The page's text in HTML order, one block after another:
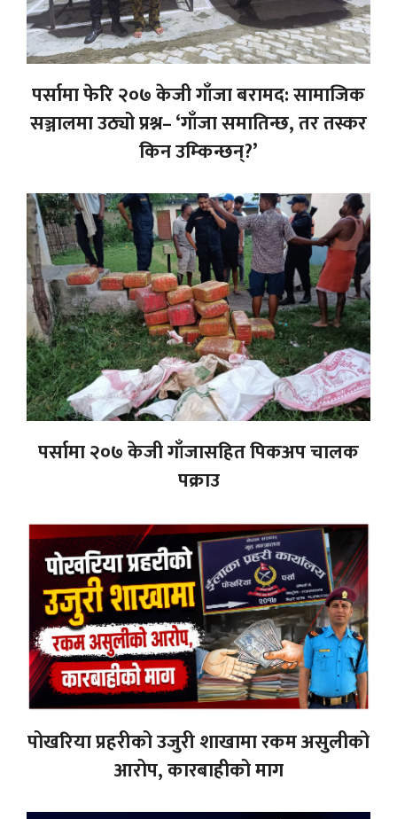
पर्सामा फेरि २०७ केजी गाँजा बरामद: सामाजिक
सञ्जालमा उठ्यो प्रश्न– ‘गाँजा समातिन्छ, तर तस्कर
किन उम्किन्छन्?’
पर्सामा २०७ केजी गाँजासहित पिकअप चालक
पक्राउ
पोखरिया प्रहरीको उजुरी शाखामा रकम असुलीको
आरोप, कारबाहीको माग